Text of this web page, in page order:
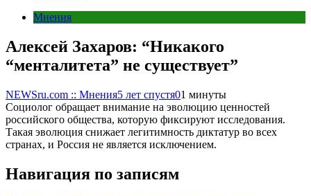
Мнения
Алексей Захаров: “Никакого
“менталитета” не существует”
NEWSru.com :: Мнения5 лет спустя01 минуты
Социолог обращает внимание на эволюцию ценностей
российского общества, которую фиксируют исследования.
Такая эволюция снижает легитимность диктатур во всех
странах, и Россия не является исключением.
Навигация по записям